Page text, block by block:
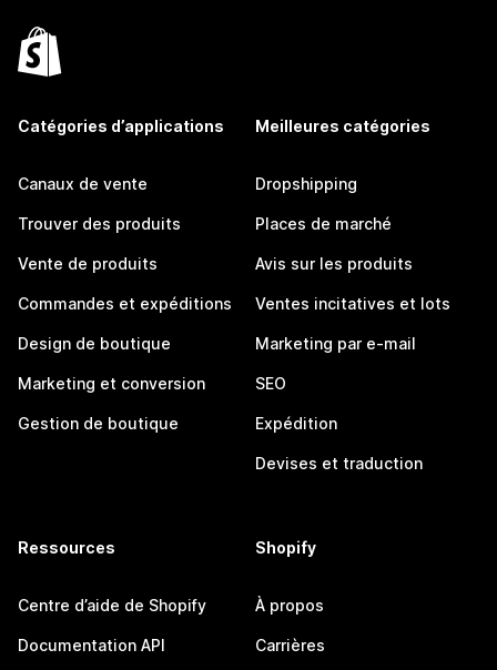
Catégories d’applications
Canaux de vente
Trouver des produits
Vente de produits
Commandes et expéditions
Design de boutique
Marketing et conversion
Gestion de boutique
Meilleures catégories
Dropshipping
Places de marché
Avis sur les produits
Ventes incitatives et lots
Marketing par e-mail
SEO
Expédition
Devises et traduction
Ressources
Centre d’aide de Shopify
Documentation API
Shopify
À propos
Carrières